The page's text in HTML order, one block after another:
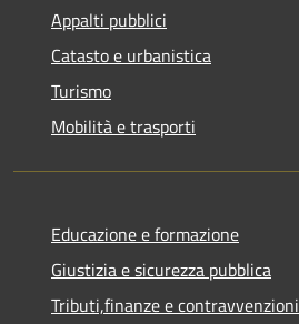
Appalti pubblici
Catasto e urbanistica
Turismo
Mobilità e trasporti
Educazione e formazione
Giustizia e sicurezza pubblica
Tributi,finanze e contravvenzioni